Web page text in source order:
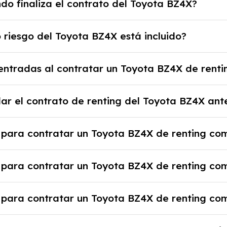
límite, puede haber un cargo adicional.
finaliza el contrato del Toyota BZ4X?
previamente acordado.
del Toyota BZ4X está incluido?
mensuales.
al contratar un Toyota BZ4X de
proveedor debido al resultado del estudio de
el contrato de renting del Toyota BZ4X
revisar las condiciones del contrato y hablar
para contratar un Toyota BZ4X de renting
contratar un Toyota BZ4X de renting
y un pago inicial.
contratar un Toyota BZ4X de renting